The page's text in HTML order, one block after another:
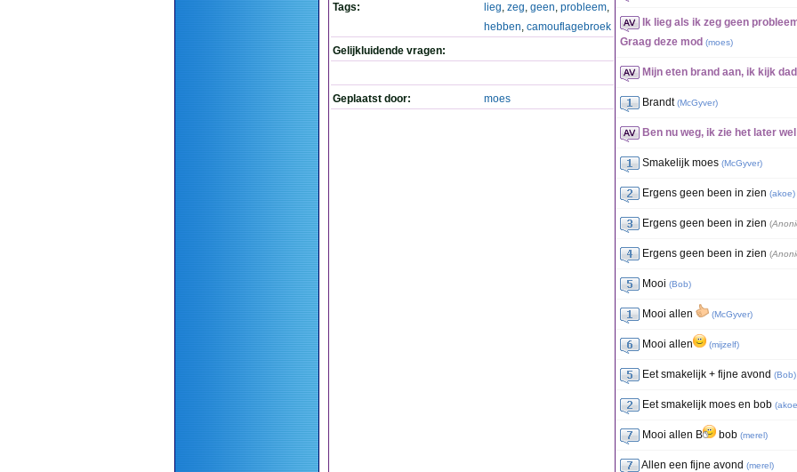
Tags:
lieg, zeg, geen, probleem,
hebben, camouflagebroek
Gelijkluidende vragen:
Geplaatst door: moes
Ik lieg als ik zeg geen
Graag deze mod (moes)
Mijn eten brand aan, ik kijk
Brandt (McGyver)
Ben nu weg, ik zie het later wel
Smakelijk moes (McGyver)
Ergens geen been in zien (akoe)
Ergens geen been in zien (
Ergens geen been in zien (
Mooi (Bob)
Mooi allen (McGyver)
Mooi allen (mijzelf)
Eet smakelijk + fijne avond (Bob)
Eet smakelijk moes en bob (akoe
Mooi allen B bob (merel)
Allen een fijne avond (merel)